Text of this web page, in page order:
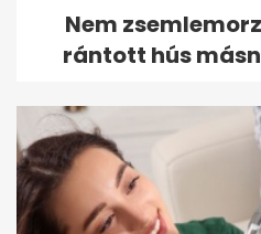
Nem
rántott hús